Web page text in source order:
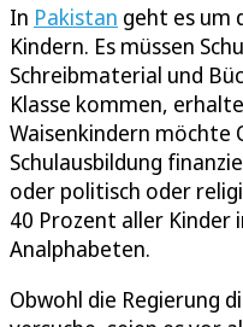
In Pakistan geht es um
Kindern. Es müssen
Schreibmaterial und
Klasse kommen,
Waisenkindern möchte
Schulausbildung
oder politisch oder
40 Prozent aller Kinder
Analphabeten.
Obwohl die Regierung